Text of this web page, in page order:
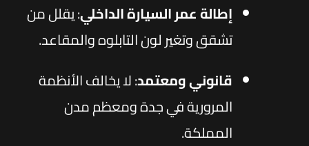
إطالة عمر السيارة الداخلي: يقلل من
تشقق وتغير لون التابلوه والمقاعد.
قانوني ومعتمد: لا يخالف الأنظمة
المرورية في جدة ومعظم مدن
المملكة.